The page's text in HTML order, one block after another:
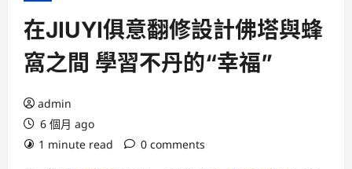
在JIUYI俱意翻修設計佛塔與蜂
窩之間 學習不丹的“幸福”
admin
6 個月 ago
1 minute read
0 comments